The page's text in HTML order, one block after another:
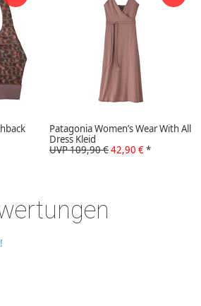
Patagonia Women’s Wear With All
Dress Kleid
UVP 109,90 €42,90 €*